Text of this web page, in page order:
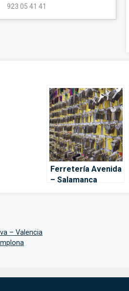
923 05 41 41
Ferretería Avenida
– Salamanca
– Valencia